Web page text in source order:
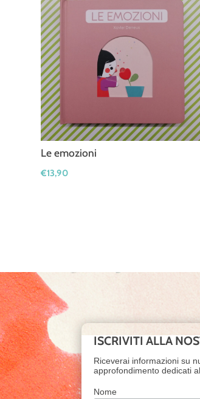
Le emozioni
€13,90
ISCRIVITI ALLA
Riceverai informazioni su
approfondimento dedicati
Nome